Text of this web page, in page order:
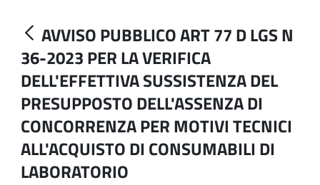
AVVISO PUBBLICO ART 77 D LGS N
36-2023 PER LA VERIFICA
DELL'EFFETTIVA SUSSISTENZA DEL
PRESUPPOSTO DELL'ASSENZA DI
CONCORRENZA PER MOTIVI TECNICI
ALL'ACQUISTO DI CONSUMABILI DI
LABORATORIO